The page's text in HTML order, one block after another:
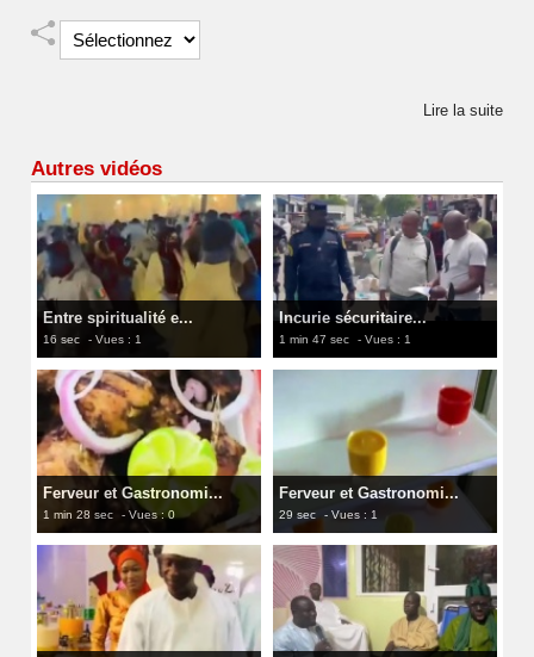
Lire la suite
Autres vidéos
Entre spiritualité e...
16 sec - Vues : 1
Incurie sécuritaire...
1 min 47 sec - Vues : 1
Ferveur et Gastronomi...
1 min 28 sec - Vues : 0
Ferveur et Gastronomi...
29 sec - Vues : 1